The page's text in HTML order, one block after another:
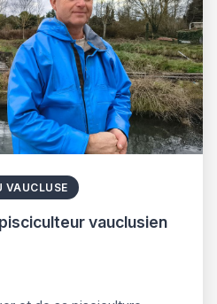
VAUCLUSE
vauclusien